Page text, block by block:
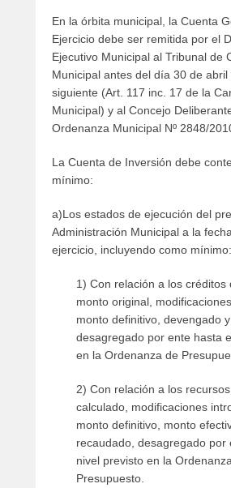
En la órbita municipal, la Cuenta
Ejercicio debe ser remitida por el
Ejecutivo Municipal al Tribunal de
Municipal antes del día 30 de abril
siguiente (Art. 117 inc. 17 de la
Municipal) y al Concejo
Ordenanza Municipal Nº 2848/
La Cuenta de Inversión debe
mínimo:
a)Los estados de ejecución del
Administración Municipal a la
ejercicio, incluyendo como mínimo:
1) Con relación a los créditos
monto original,
monto definitivo, devengado y
desagregado por ente hasta
en la Ordenanza de
2) Con relación a los
calculado, modificaciones
monto definitivo, monto
recaudado, desagregado por
nivel previsto en la
Presupuesto.